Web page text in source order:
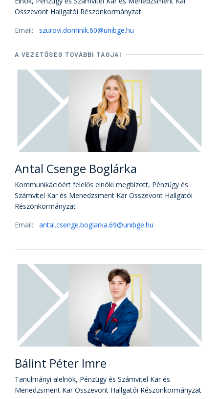
Összevont Hallgatói Részönkormányzat
Email:
szurovi.dominik.60@unibge.hu
A VEZETŐSÉG TOVÁBBI TAGJAI
Antal Csenge Boglárka
Kommunikációért felelős elnöki megbízott, Pénzügy és
Számvitel Kar és Menedzsment Kar Összevont Hallgatói
Részönkormányzat
Email:
antal.csenge.boglarka.69@unibge.hu
Bálint Péter Imre
Tanulmányi alelnök, Pénzügy és Számvitel Kar és
Menedzsment Kar Összevont Hallgatói Részönkormányzat